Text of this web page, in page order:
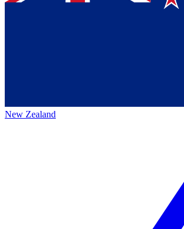
New Zealand